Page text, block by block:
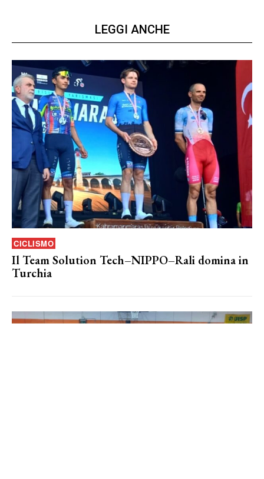
LEGGI ANCHE
CICLISMO
Il Team Solution Tech–NIPPO–Rali domina in
Turchia